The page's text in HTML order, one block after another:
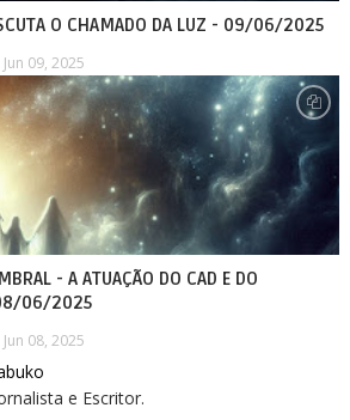
O CHAMADO DA LUZ - 09/06/2025
Jun 09, 2025
- A ATUAÇÃO DO CAD E DO
08/06/2025
Jun 08, 2025
e Escritor.